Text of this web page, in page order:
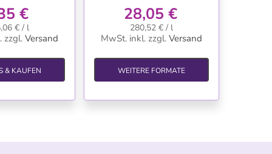
€
€ / l
zzgl. Versand
& KAUFEN
28,05 €
280,52 € / l
MwSt. inkl. zzgl. Versand
WEITERE FORMATE